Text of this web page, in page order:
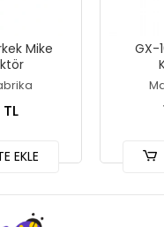
Mike
EKLE
GX-